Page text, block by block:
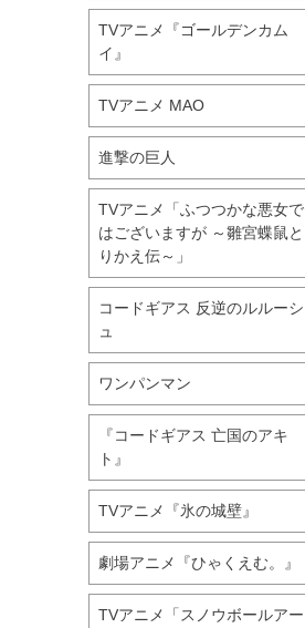
TVアニメ『ゴールデンカム
イ』
TVアニメ MAO
進撃の巨人
TVアニメ「ふつつかな悪女で
はございますが ～雛宮蝶鼠と
りかえ伝～」
コードギアス 反逆のルルーシ
ュ
ワンパンマン
『コードギアス 亡国のアキ
ト』
TVアニメ『氷の城壁』
劇場アニメ『ひゃくえむ。』
TVアニメ「スノウボールアー